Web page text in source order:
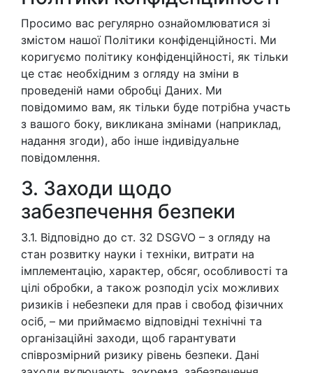
Просимо вас регулярно ознайомлюватися зі
змістом нашої Політики конфіденційності. Ми
коригуємо політику конфіденційності, як тільки
це стає необхідним з огляду на зміни в
проведеній нами обробці Даних. Ми
повідомимо вам, як тільки буде потрібна участь
з вашого боку, викликана змінами (наприклад,
надання згоди), або інше індивідуальне
повідомлення.
3. Заходи щодо
забезпечення безпеки
3.1. Відповідно до ст. 32 DSGVO – з огляду на
стан розвитку науки і техніки, витрати на
імплементацію, характер, обсяг, особливості та
цілі обробки, а також розподіл усіх можливих
ризиків і небезпеки для прав і свобод фізичних
осіб, – ми приймаємо відповідні технічні та
організаційні заходи, щоб гарантувати
співрозмірний ризику рівень безпеки. Дані